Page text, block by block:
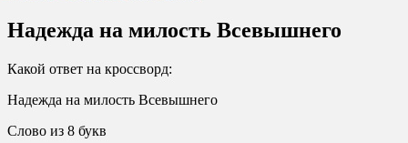
Надежда на милость Всевышнего
Какой ответ на кроссворд:
Надежда на милость Всевышнего
Слово из 8 букв